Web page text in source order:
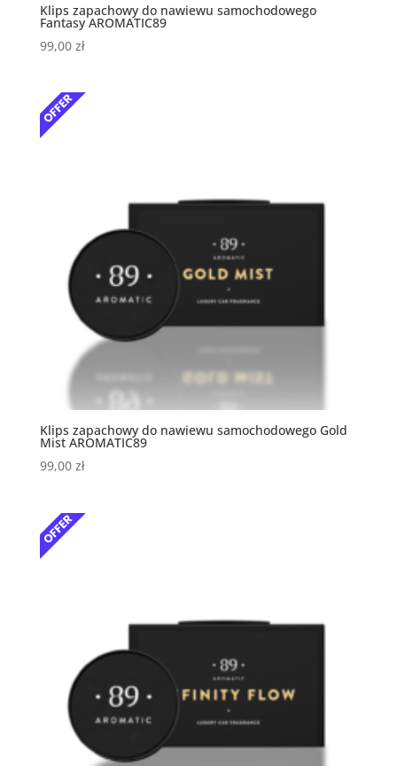
Klips zapachowy do nawiewu samochodowego
Fantasy AROMATIC89
99,00 zł
Klips zapachowy do nawiewu samochodowego Gold
Mist AROMATIC89
99,00 zł